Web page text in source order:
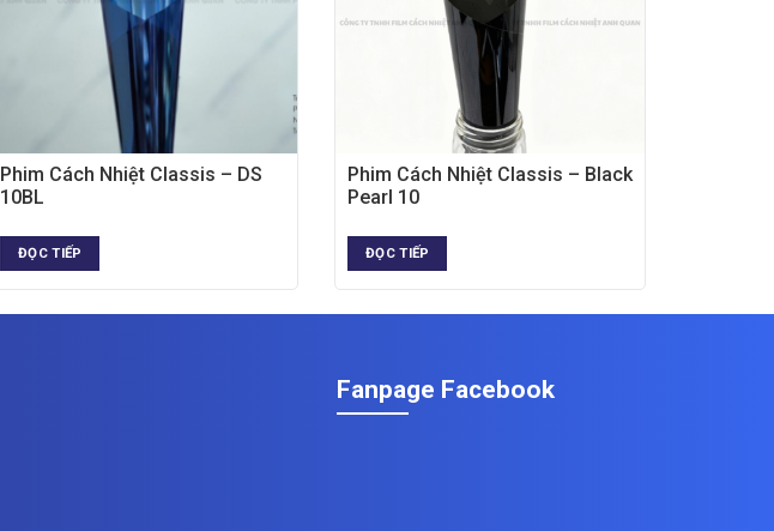
Phim Cách Nhiệt Classis – DS
10BL
ĐỌC TIẾP
Phim Cách Nhiệt Classis – Black
Pearl 10
ĐỌC TIẾP
Fanpage Facebook